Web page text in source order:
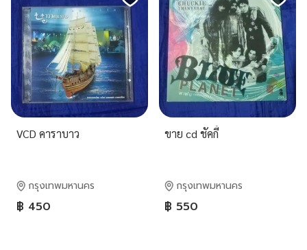
VCD คาราบาว
กรุงเทพมหานคร
฿ 450
ขาย cd ชัคกี้
กรุงเทพมหานคร
฿ 550